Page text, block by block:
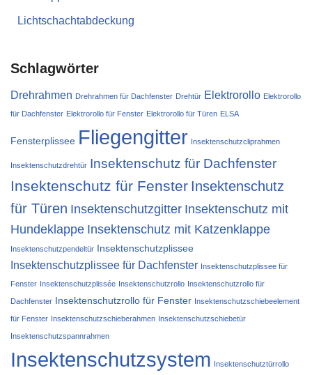
Lichtschachtabdeckung
Schlagwörter
Drehrahmen Drehrahmen für Dachfenster Drehtür Elektrorollo Elektrorollo
für Dachfenster Elektrorollo für Fenster Elektrorollo für Türen ELSA
Fensterplissee Fliegengitter Insektenschutzcliprahmen
Insektenschutzdrehtür Insektenschutz für Dachfenster
Insektenschutz für Fenster Insektenschutz
für Türen Insektenschutzgitter Insektenschutz mit
Hundeklappe Insektenschutz mit Katzenklappe
Insektenschutzpendeltür Insektenschutzplissee
Insektenschutzplissee für Dachfenster Insektenschutzplissee für
Fenster Insektenschutzplissée Insektenschutzrollo Insektenschutzrollo für
Dachfenster Insektenschutzrollo für Fenster Insektenschutzschiebeelement
für Fenster Insektenschutzschieberahmen Insektenschutzschiebetür
Insektenschutzspannrahmen
Insektenschutzsystem Insektenschutztürrollo